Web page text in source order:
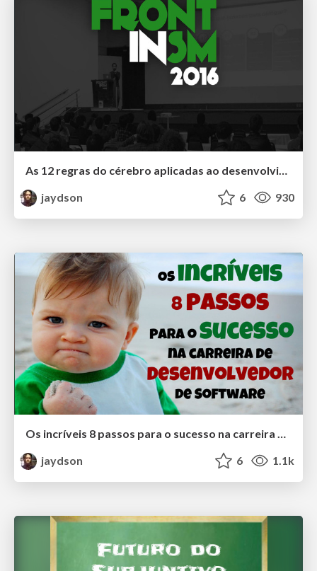
As 12 regras do cérebro aplicadas ao desenvolvimento de software
jaydson
6 930
Os incríveis 8 passos para o sucesso na carreira de desenvolvedor de Software
jaydson
6 1.1k